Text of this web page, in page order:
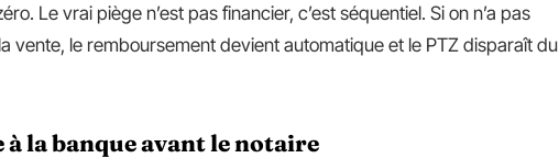
Le vrai piège n’est pas financier, c’est séquentiel. Si on n’a pas
vente, le remboursement devient automatique et le PTZ disparaît du
la banque avant le notaire